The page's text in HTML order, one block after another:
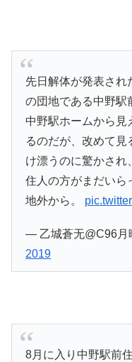
先日解体が発表され
の団地である中野駅
中野駅ホームから見
るのだが、改めて
け漂うのに驚かされ
住人の方がまだいら
地外から。
— 乙城蒼无@C96月
2019
8月に入り中野駅前